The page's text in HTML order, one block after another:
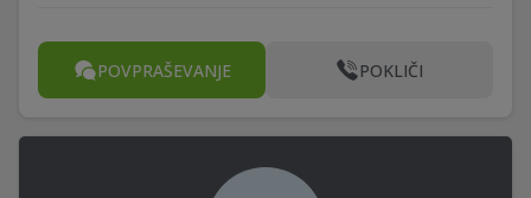
POVPRAŠEVANJE POKLIČI